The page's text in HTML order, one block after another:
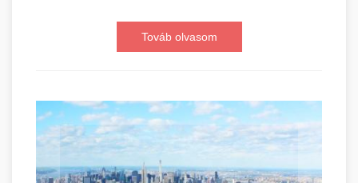
Továb olvasom